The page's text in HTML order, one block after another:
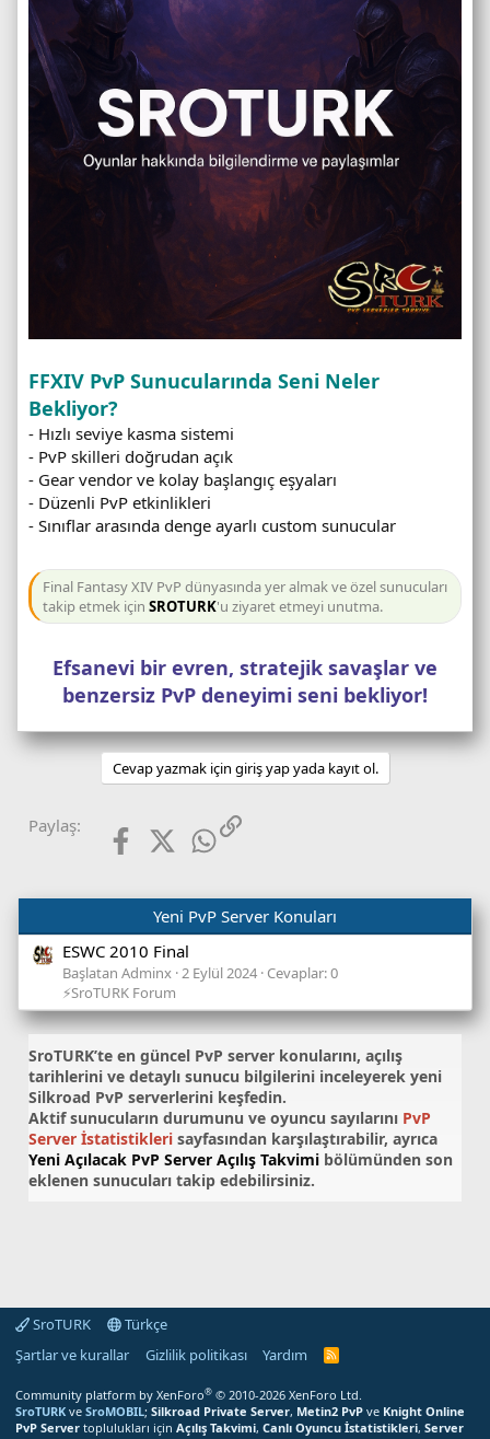
FFXIV PvP Sunucularında Seni Neler
Bekliyor?
- Hızlı seviye kasma sistemi
- PvP skilleri doğrudan açık
- Gear vendor ve kolay başlangıç eşyaları
- Düzenli PvP etkinlikleri
- Sınıflar arasında denge ayarlı custom sunucular
Final Fantasy XIV PvP dünyasında yer almak ve özel sunucuları
takip etmek için SROTURK'u ziyaret etmeyi unutma.
Efsanevi bir evren, stratejik savaşlar ve
benzersiz PvP deneyimi seni bekliyor!
Cevap yazmak için giriş yap yada kayıt ol.
Paylaş: FacebookX (Twitter)WhatsApp
Link
Yeni PvP Server Konuları
ESWC 2010 Final
Başlatan Adminx 2 Eylül 2024 Cevaplar: 0
⚡SroTURK Forum
SroTURK’te en güncel PvP server konularını, açılış
tarihlerini ve detaylı sunucu bilgilerini inceleyerek yeni
Silkroad PvP serverlerini keşfedin.
Aktif sunucuların durumunu ve oyuncu sayılarını PvP
Server İstatistikleri sayfasından karşılaştırabilir, ayrıca
Yeni Açılacak PvP Server Açılış Takvimi bölümünden son
eklenen sunucuları takip edebilirsiniz.
SroTURK
Türkçe
Şartlar ve kurallar
Gizlilik politikası Yardım
S
T
U
R
Community platform by XenForo® © 2010-2026 XenForo Ltd.
SroTURK ve SroMOBIL; Silkroad Private Server, Metin2 PvP ve Knight Online
PvP Server toplulukları için Açılış Takvimi, Canlı Oyuncu İstatistikleri, Server